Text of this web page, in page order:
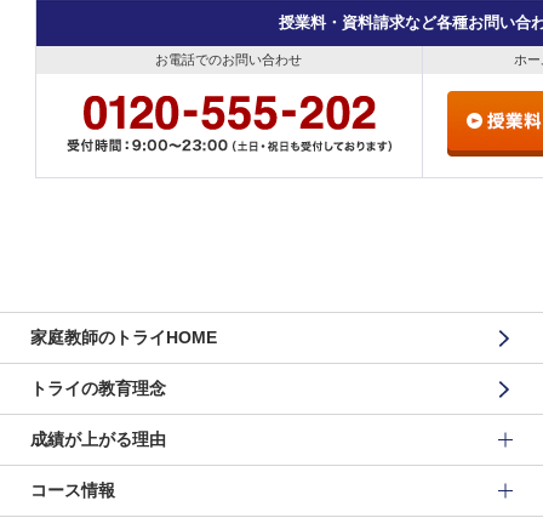
授業料・資料請求など各種お問い合
お電話でのお問い合わせ ホ
家庭教師のトライHOME
トライの教育理念
成績が上がる理由
コース情報